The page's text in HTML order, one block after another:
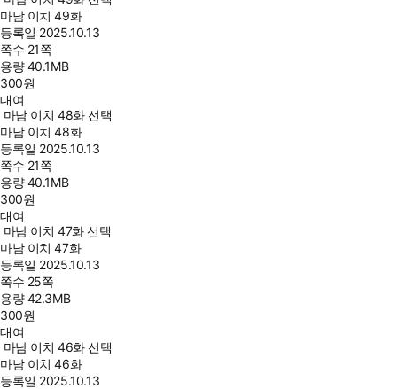
마남 이치 49화
등록일 2025.10.13
쪽수 21쪽
용량40.1MB
300원
대여
마남 이치 48화 선택
마남 이치 48화
등록일 2025.10.13
쪽수 21쪽
용량40.1MB
300원
대여
마남 이치 47화 선택
마남 이치 47화
등록일 2025.10.13
쪽수 25쪽
용량42.3MB
300원
대여
마남 이치 46화 선택
마남 이치 46화
등록일 2025.10.13